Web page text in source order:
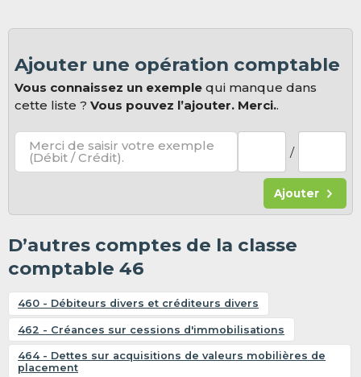
Ajouter une opération comptable
Vous connaissez un exemple qui manque dans
cette liste ?Vous pouvez l’ajouter. Merci..
Merci de saisir votre exemple
(Débit / Crédit). /
Ajouter
D’autres comptes de la classe
comptable 46
460 - Débiteurs divers et créditeurs divers
462 - Créances sur cessions d'immobilisations
464 - Dettes sur acquisitions de valeurs mobilières de
placement